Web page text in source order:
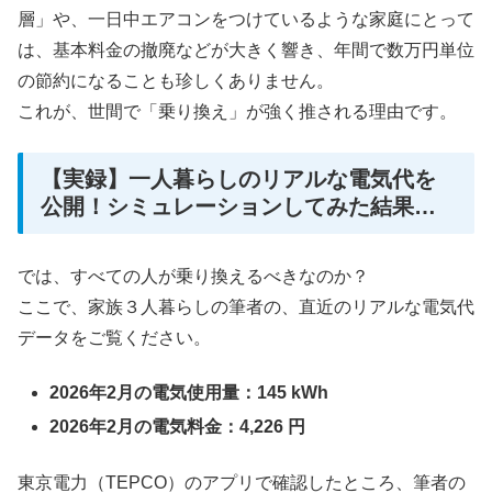
層」や、一日中エアコンをつけているような家庭にとって
は、基本料金の撤廃などが大きく響き、年間で数万円単位
の節約になることも珍しくありません。
これが、世間で「乗り換え」が強く推される理由です。
【実録】一人暮らしのリアルな電気代を
公開！シミュレーションしてみた結果…
では、すべての人が乗り換えるべきなのか？
ここで、家族３人暮らしの筆者の、直近のリアルな電気代
データをご覧ください。
2026年2月の電気使用量：145 kWh
2026年2月の電気料金：4,226 円
東京電力（TEPCO）のアプリで確認したところ、筆者の